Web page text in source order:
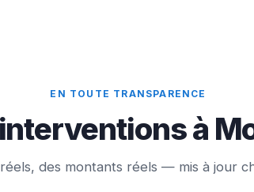
EN TOUTE TRANSPARENCE
à
des montants réels — mis à jour